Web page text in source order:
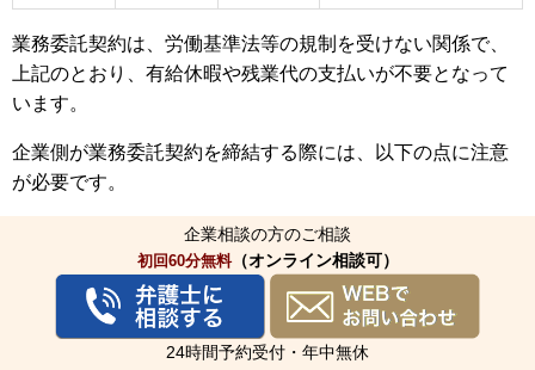
業務委託契約は、労働基準法等の規制を受けない関係で、
上記のとおり、有給休暇や残業代の支払いが不要となって
います。
企業側が業務委託契約を締結する際には、以下の点に注意
が必要です。
業務委託契約書の作成
業務委託契約は口頭でも成立しますが、後々のトラブル防
止のため、業務委託契約書を作成しましょう。
企業相談の方のご相談
初回60分無料（オンライン相談可）
24時間予約受付・年中無休